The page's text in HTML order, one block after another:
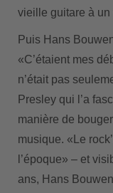
vieille guitare à un
Puis Hans
«C’étaient mes
n’était pas
Presley qui l’a
manière de
musique. «Le
l’époque» – et
ans, Hans